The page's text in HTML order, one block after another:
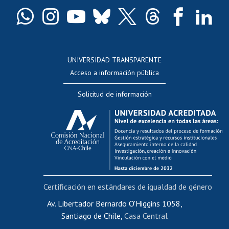
Docentes
Evaluación docente
Calificación académica
Postulación al AUCAI
Funcionarias/os
Cursos internos de capacitación
Bienestar del personal
Portal de movilidad interna
Certificado de renta
Certificado de renta honorarios
UNIVERSIDAD TRANSPARENTE
Acceso a información pública
Solicitud de información
Av. Libertador Bernardo O'Higgins 1058,
Santiago de Chile, Casa Central
Certificación en estándares de igualdad de género